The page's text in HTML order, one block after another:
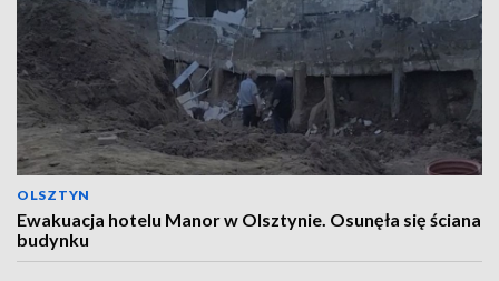
OLSZTYN
Ewakuacja hotelu Manor w Olsztynie. Osunęła się ściana
budynku